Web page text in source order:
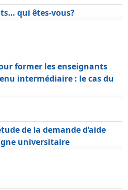
qui êtes-vous?
former les enseignants
intermédiaire : le cas du
de la demande d’aide
universitaire